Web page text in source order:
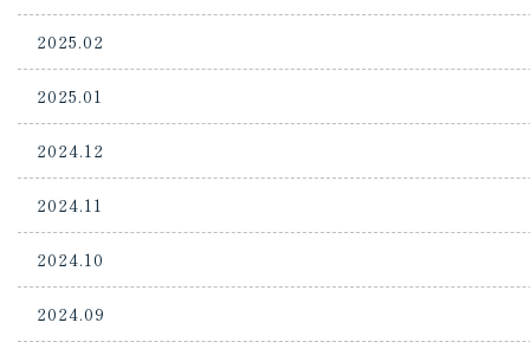
2025.02
2025.01
2024.12
2024.11
2024.10
2024.09